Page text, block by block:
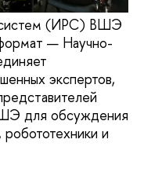
систем (ИРС) ВШЭ
— Научно-
экспертов,
для обсуждения
робототехники и